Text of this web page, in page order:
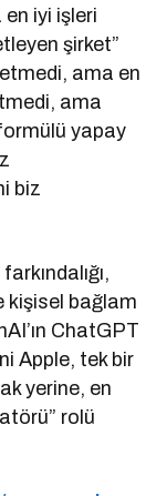
iyi işleri
şirket”
ama en
ama
yapay
biz
kişisel bağlam
ChatGPT
Apple, tek bir
yerine, en
rolü